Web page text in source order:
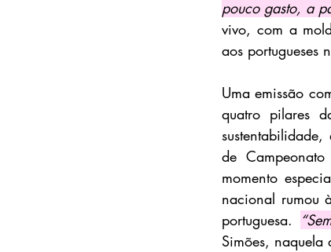
pouco gasto, a
vivo, com a
aos portugueses
Uma emissão
quatro pilares
de
momento
nacional rumou
portuguesa.
Simões,